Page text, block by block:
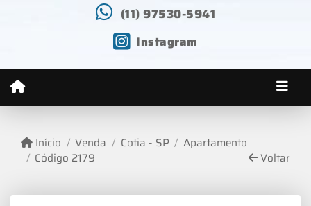
(11) 97530-5941
Instagram
Início Venda Cotia - SP
Apartamento
Código 2179
Voltar